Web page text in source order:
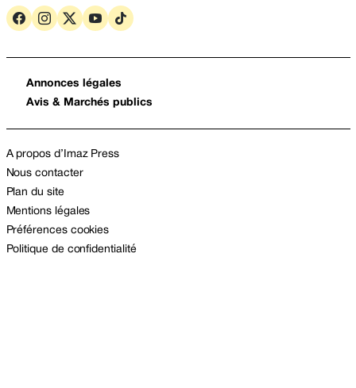
Annonces légales
Avis & Marchés publics
A propos d’Imaz Press
Nous contacter
Plan du site
Mentions légales
Préférences cookies
Politique de confidentialité